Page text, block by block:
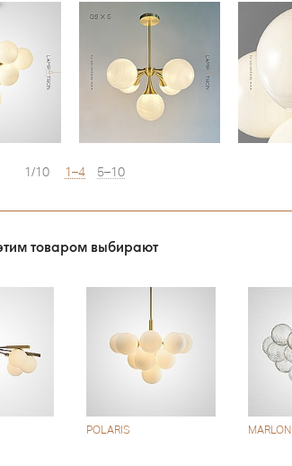
1/10 1–4 5–10
товаром выбирают
POLARIS MARLON